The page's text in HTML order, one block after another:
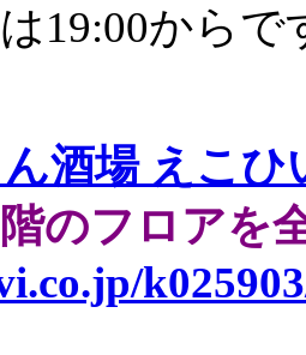
は19:00から
酒場 えこ
階のフロアを